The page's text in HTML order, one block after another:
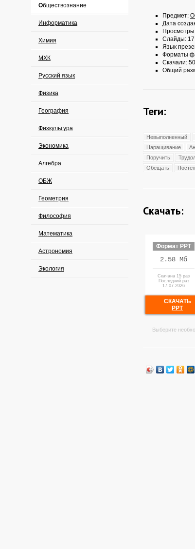
Обществознание
Информатика
Химия
МХК
Русский язык
Физика
География
Физкультура
Экономика
Алгебра
ОБЖ
Геометрия
Философия
Математика
Астрономия
Экология
Предмет:
Дата
Слайды: 17
Язык
Форматы
Скачали:
Общий
Теги:
Невыполненный
Наращивание
Поручить
Обещать
Скачать:
Формат PPT
2.58 Мб
Скачана 15 раз
Последний раз
17.07.2026
СКАЧАТЬ
PPT
Выберите